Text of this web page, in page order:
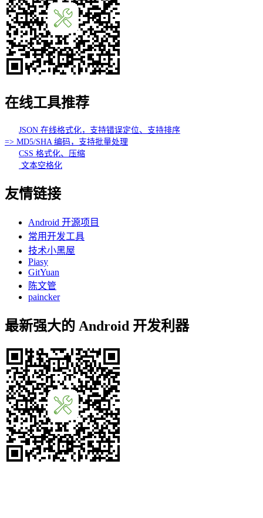
在线工具推荐
JSON 在线格式化，支持错误定位、支持排序
=> MD5/SHA 编码，支持批量处理
CSS 格式化、压缩
文本空格化
友情链接
Android 开源项目
常用开发工具
技术小黑屋
Piasy
GitYuan
陈文管
paincker
最新强大的 Android 开发利器